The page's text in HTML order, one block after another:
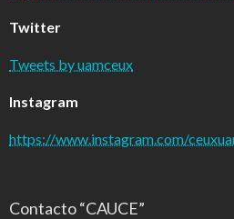
Twitter
Tweets by uamceux
Instagram
https://www.instagram.com/
Contacto “CAUCE”